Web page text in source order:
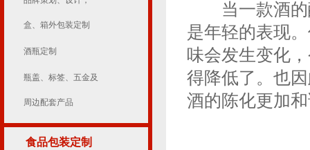
盒、箱外包装定制
酒瓶定制
瓶盖、标签、五金及
周边配套产品
食品包装定制
当一款酒的
是年轻的表现
味会发生变化
得降低了。也
酒的陈化更加